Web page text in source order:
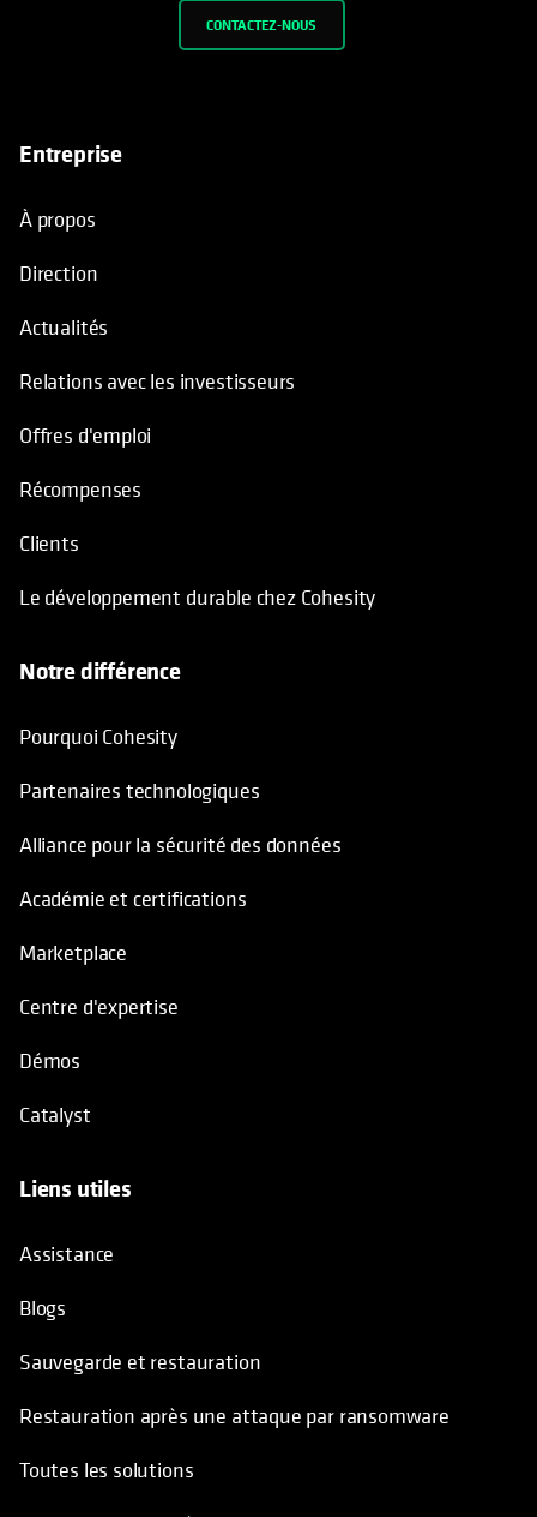
CONTACTEZ-NOUS
Entreprise
À propos
Direction
Actualités
Relations avec les investisseurs
Offres d'emploi
Récompenses
Clients
Le développement durable chez Cohesity
Notre différence
Pourquoi Cohesity
Partenaires technologiques
Alliance pour la sécurité des données
Académie et certifications
Marketplace
Centre d'expertise
Démos
Catalyst
Liens utiles
Assistance
Blogs
Sauvegarde et restauration
Restauration après une attaque par ransomware
Toutes les solutions